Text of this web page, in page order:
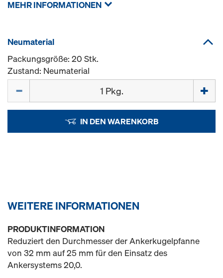
MEHR INFORMATIONEN
Neumaterial
Packungsgröße: 20 Stk.
Zustand: Neumaterial
IN DEN WARENKORB
WEITERE INFORMATIONEN
PRODUKTINFORMATION
Reduziert den Durchmesser der Ankerkugelpfanne
von 32 mm auf 25 mm für den Einsatz des
Ankersystems 20,0.